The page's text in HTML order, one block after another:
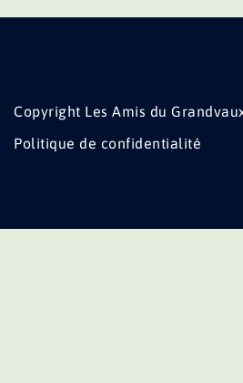
Copyright Les Amis du
Politique de confidentialité